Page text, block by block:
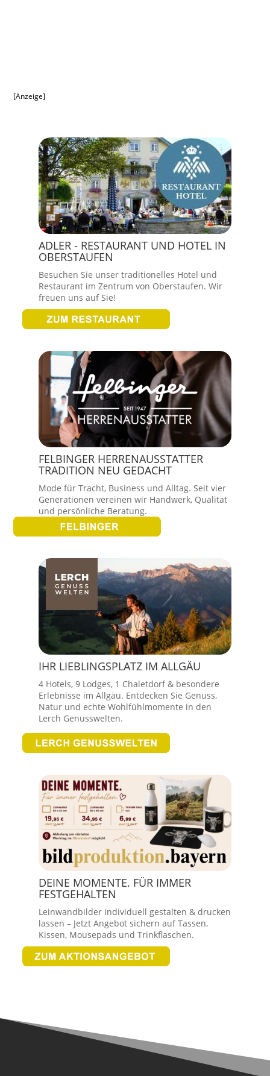
[Anzeige]
ADLER - RESTAURANT UND HOTEL IN
OBERSTAUFEN
Besuchen Sie unser traditionelles Hotel und
Restaurant im Zentrum von Oberstaufen. Wir
freuen uns auf Sie!
FELBINGER HERRENAUSSTATTER
TRADITION NEU GEDACHT
Mode für Tracht, Business und Alltag. Seit vier
Generationen vereinen wir Handwerk, Qualität
und persönliche Beratung.
IHR LIEBLINGSPLATZ IM ALLGÄU
4 Hotels, 9 Lodges, 1 Chaletdorf & besondere
Erlebnisse im Allgäu. Entdecken Sie Genuss,
Natur und echte Wohlfühlmomente in den
Lerch Genusswelten.
DEINE MOMENTE. FÜR IMMER
FESTGEHALTEN
Leinwandbilder individuell gestalten & drucken
lassen – Jetzt Angebot sichern auf Tassen,
Kissen, Mousepads und Trinkflaschen.